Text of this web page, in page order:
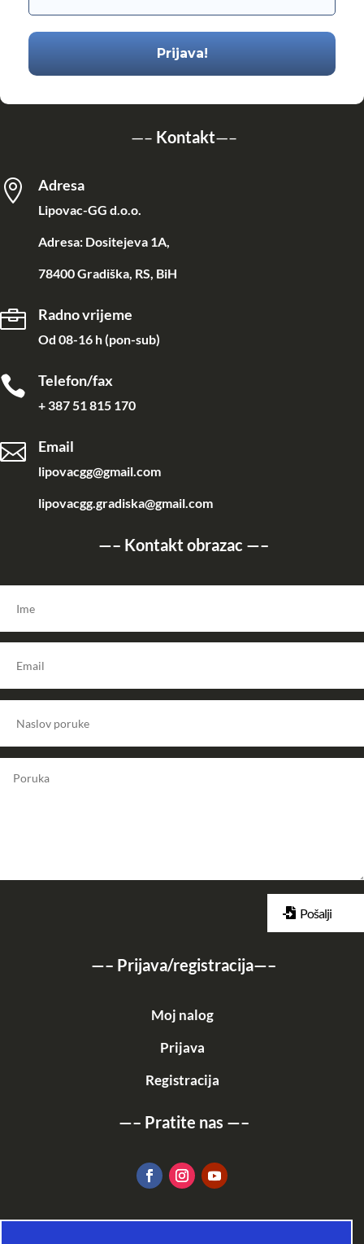
—– Kontakt—–
 Adresa
Lipovac-GG d.o.o.
Adresa: Dositejeva 1A,
78400 Gradiška, RS, BiH
 Radno vrijeme
Od 08-16 h (pon-sub)
 Telefon/fax
+ 387 51 815 170
 Email
lipovacgg@gmail.com
lipovacgg.gradiska@gmail.com
—– Kontakt obrazac —–
Pošalji
—– Prijava/registracija—–
Moj nalog
Prijava
Registracija
—– Pratite nas —–